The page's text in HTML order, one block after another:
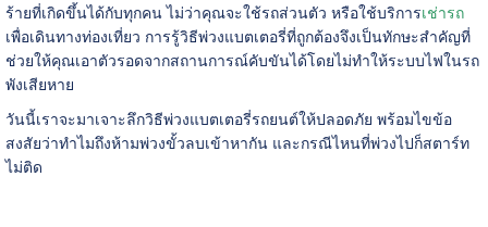
ร้ายที่เกิดขึ้นได้กับทุกคน ไม่ว่าคุณจะใช้รถส่วนตัว หรือใช้บริการเช่ารถ
เพื่อเดินทางท่องเที่ยว การรู้วิธีพ่วงแบตเตอรี่ที่ถูกต้องจึงเป็นทักษะสำคัญที่
ช่วยให้คุณเอาตัวรอดจากสถานการณ์คับขันได้โดยไม่ทำให้ระบบไฟในรถ
พังเสียหาย
วันนี้เราจะมาเจาะลึกวิธีพ่วงแบตเตอรี่รถยนต์ให้ปลอดภัย พร้อมไขข้อ
สงสัยว่าทำไมถึงห้ามพ่วงขั้วลบเข้าหากัน และกรณีไหนที่พ่วงไปก็สตาร์ท
ไม่ติด